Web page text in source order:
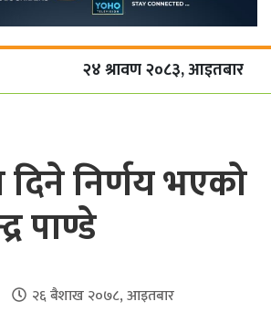
२४ श्रावण २०८३, आइतबार
दिने निर्णय भएको
पाण्डे
२६ बैशाख २०७८, आइतबार